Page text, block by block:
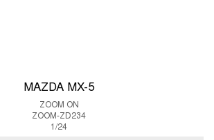
MAZDA MX-5
ZOOM ON
ZOOM-ZD234
1/24